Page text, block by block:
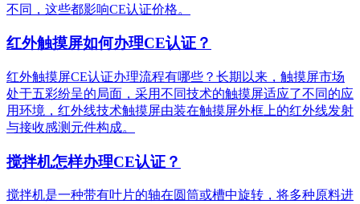
不同，这些都影响CE认证价格。
红外触摸屏如何办理CE认证？
红外触摸屏CE认证办理流程有哪些？长期以来，触摸屏市场
处于五彩纷呈的局面，采用不同技术的触摸屏适应了不同的应
用环境，红外线技术触摸屏由装在触摸屏外框上的红外线发射
与接收感测元件构成。
搅拌机怎样办理CE认证？
搅拌机是一种带有叶片的轴在圆筒或槽中旋转，将多种原料进